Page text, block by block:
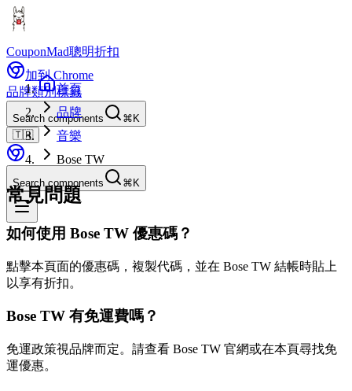
CouponMad聰明折扣
加到 Chrome
品牌類別標籤
Search components
⌘K
🇹🇼
Search components ⌘K
首頁
品牌
音樂
Bose TW
常見問題
如何使用 Bose TW 優惠碼？
點擊本頁面的優惠碼，複製代碼，並在 Bose TW 結帳時貼上
以享有折扣。
Bose TW 有免運費嗎？
免運政策視品牌而定。請查看 Bose TW 官網或在本頁尋找免
運優惠。